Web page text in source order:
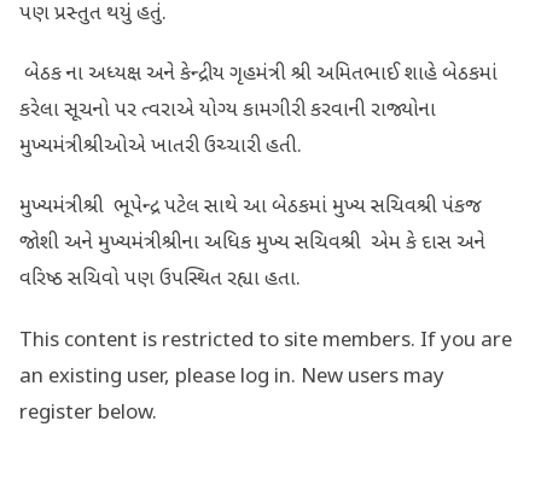
પણ પ્રસ્તુત થયું હતું.
બેઠક ના અધ્યક્ષ અને કેન્દ્રીય ગૃહમંત્રી શ્રી અમિતભાઈ શાહે બેઠકમાં
કરેલા સૂચનો પર ત્વરાએ યોગ્ય કામગીરી કરવાની રાજ્યોના
મુખ્યમંત્રીશ્રીઓએ ખાતરી ઉચ્ચારી હતી.
મુખ્યમંત્રીશ્રી ભૂપેન્દ્ર પટેલ સાથે આ બેઠકમાં મુખ્ય સચિવશ્રી પંકજ
જોશી અને મુખ્યમંત્રીશ્રીના અધિક મુખ્ય સચિવશ્રી એમ કે દાસ અને
વરિષ્ઠ સચિવો પણ ઉપસ્થિત રહ્યા હતા.
This content is restricted to site members. If you are
an existing user, please log in. New users may
register below.